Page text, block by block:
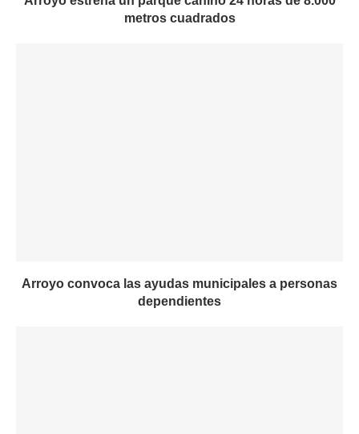
metros cuadrados
Arroyo convoca las ayudas municipales a personas
dependientes